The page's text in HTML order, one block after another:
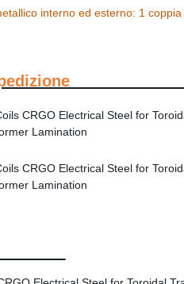
interno ed esterno: 1 coppia